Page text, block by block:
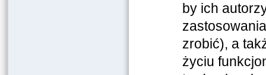
by ich
zrobić), a
życiu